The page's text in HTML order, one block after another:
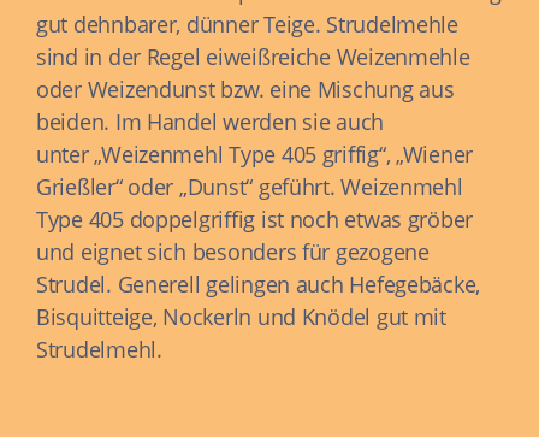
gut dehnbarer, dünner Teige. Strudelmehle
sind in der Regel eiweißreiche Weizenmehle
oder Weizendunst bzw. eine Mischung aus
beiden. Im Handel werden sie auch
unter „Weizenmehl Type 405 griffig“, „Wiener
Grießler“ oder „Dunst“ geführt. Weizenmehl
Type 405 doppelgriffig ist noch etwas gröber
und eignet sich besonders für gezogene
Strudel. Generell gelingen auch Hefegebäcke,
Bisquitteige, Nockerln und Knödel gut mit
Strudelmehl.